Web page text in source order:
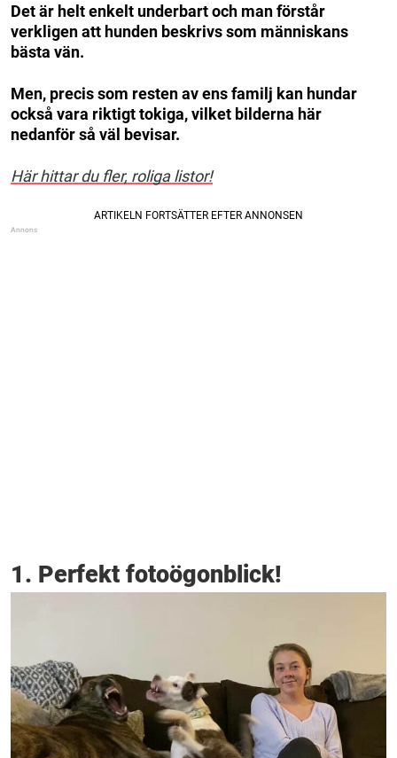
Det är helt enkelt underbart och man förstår
verkligen att hunden beskrivs som människans
bästa vän.
Men, precis som resten av ens familj kan hundar
också vara riktigt tokiga, vilket bilderna här
nedanför så väl bevisar.
Här hittar du fler, roliga listor!
1. Perfekt fotoögonblick!